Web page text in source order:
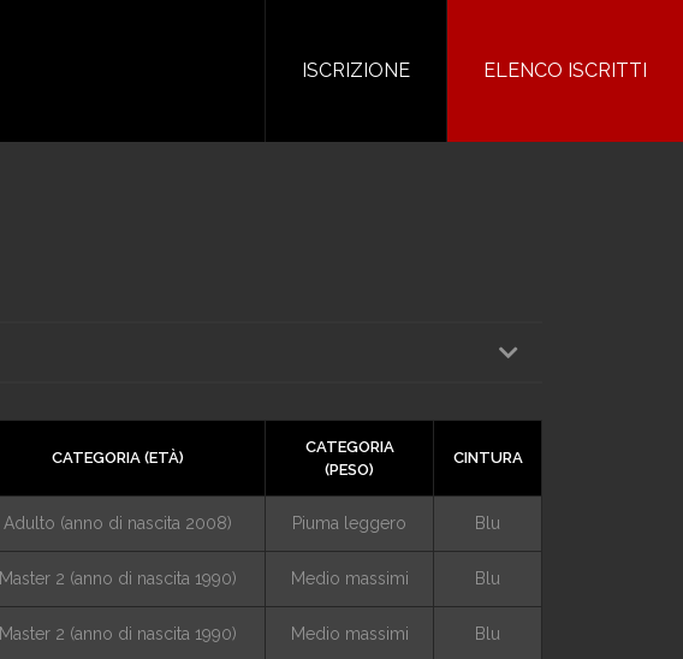
ISCRIZIONE ELENCO ISCRITTI
CATEGORIA (ETÀ)
CATEGORIA
(PESO)
CINTURA
Adulto (anno di nascita 2008) Piuma leggero Blu
Master 2 (anno di nascita 1990) Medio massimi Blu
Master 2 (anno di nascita 1990) Medio massimi Blu